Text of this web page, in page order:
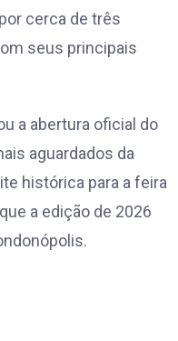
cerca de três
seus principais
a abertura oficial do
aguardados da
histórica para a feira
a edição de 2026